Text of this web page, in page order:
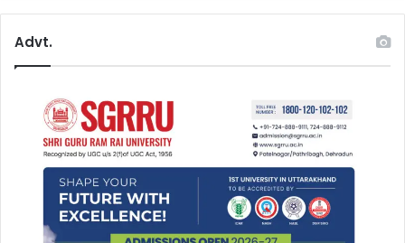
Advt.